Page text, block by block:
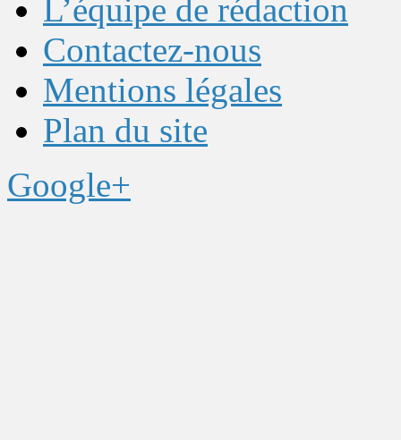
L’équipe de rédaction
Contactez-nous
Mentions légales
Plan du site
Google+